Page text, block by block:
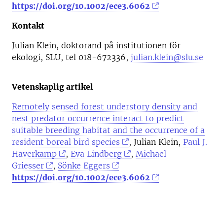
https://doi.org/10.1002/ece3.6062
Kontakt
Julian Klein, doktorand på institutionen för
ekologi, SLU, tel 018-672336, julian.klein@slu.se
Vetenskaplig artikel
Remotely sensed forest understory density and
nest predator occurrence interact to predict
suitable breeding habitat and the occurrence of a
resident boreal bird species
, Julian Klein, Paul J.
Haverkamp
, Eva Lindberg , Michael
Griesser
, Sönke Eggers
https://doi.org/10.1002/ece3.6062